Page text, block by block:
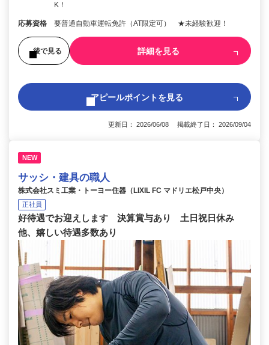
K！
応募資格 要普通自動車運転免許（AT限定可） ★未経験歓迎！
後で見る 詳細を見る
アピールポイントを見る
更新日： 2026/06/08 掲載終了日： 2026/09/04
NEW
サッシ・建具の職人
株式会社スミ工業・トーヨー住器（LIXIL FC マドリエ松戸中央）
正社員
好待遇でお迎えします 決算賞与あり 土日祝日休み
他、嬉しい待遇多数あり